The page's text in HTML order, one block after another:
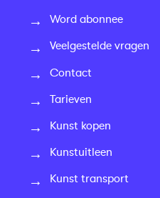
Word abonnee
Veelgestelde vragen
Contact
Tarieven
Kunst kopen
Kunstuitleen
Kunst transport